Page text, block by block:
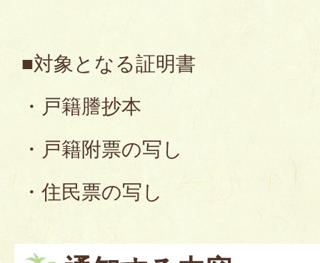
■対象となる証明書
・戸籍謄抄本
・戸籍附票の写し
・住民票の写し